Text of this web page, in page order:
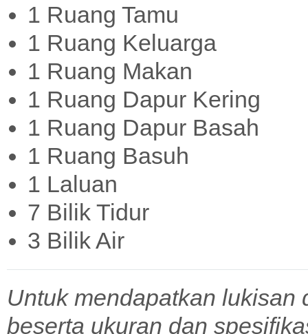
1 Ruang Tamu
1 Ruang Keluarga
1 Ruang Makan
1 Ruang Dapur Kering
1 Ruang Dapur Basah
1 Ruang Basuh
1 Laluan
7 Bilik Tidur
3 Bilik Air
Untuk mendapatkan
beserta ukuran dan